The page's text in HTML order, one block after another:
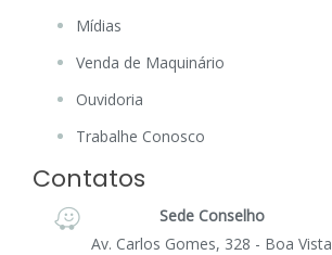
Mídias
Venda de Maquinário
Ouvidoria
Trabalhe Conosco
Contatos
Sede Conselho
Av. Carlos Gomes, 328 - Boa Vista